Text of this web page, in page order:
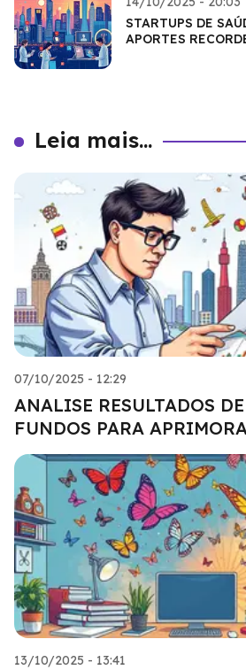
STARTUPS DE
APORTES
Leia mais...
07/10/2025 - 12:29
ANALISE RESULTADOS
FUNDOS PARA
13/10/2025 - 13:41